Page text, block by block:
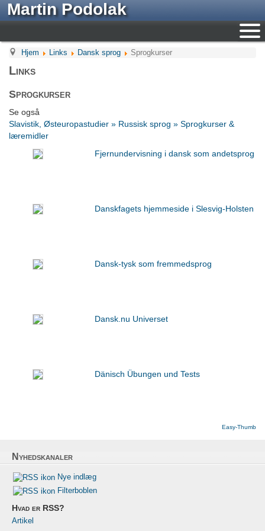
Martin Podolak
Hjem Links Dansk sprog Sprogkurser
Links
Sprogkurser
Se også
Slavistik, Østeuropastudier » Russisk sprog » Sprogkurser &
læremidler
Fjernundervisning i dansk som andetsprog
Danskfagets hjemmeside i Slesvig-Holsten
Dansk-tysk som fremmedsprog
Dansk.nu Universet
Dänisch Übungen und Tests
Easy-Thumb
Nyhedskanaler
Nye indlæg
Filterboblen
Hvad er RSS?
Artikel